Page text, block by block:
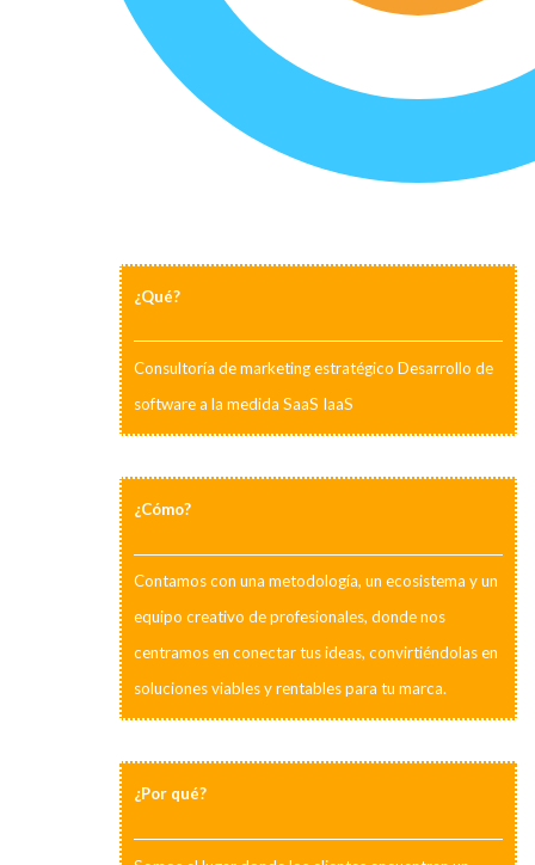
¿Qué?
Consultoría de marketing estratégico Desarrollo de
software a la medida SaaS IaaS
¿Cómo?
Contamos con una metodología, un ecosistema y un
equipo creativo de profesionales, donde nos
centramos en conectar tus ideas, convirtiéndolas en
soluciones viables y rentables para tu marca.
¿Por qué?